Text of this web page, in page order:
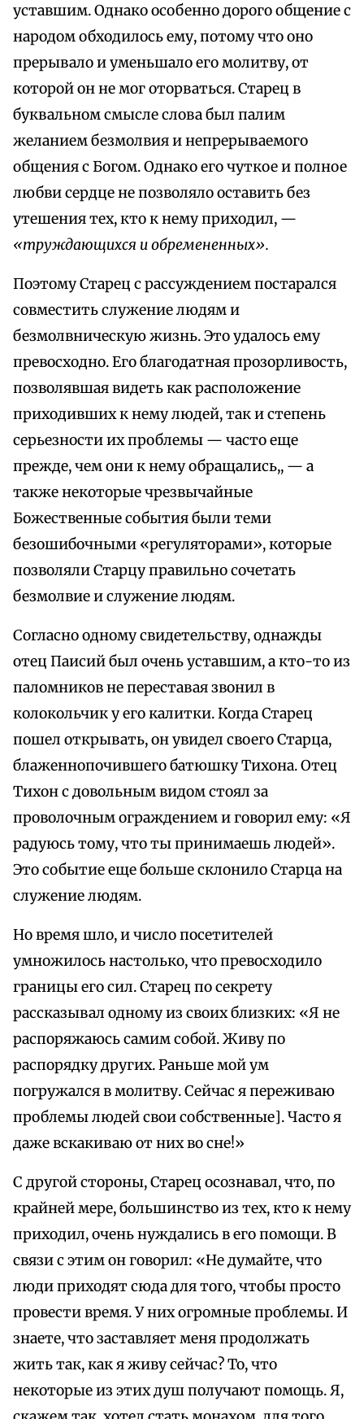
уставшим. Однако особенно дорого общение с
народом обходилось ему, потому что оно
прерывало и уменьшало его молитву, от
которой он не мог оторваться. Старец в
буквальном смысле слова был палим
желанием безмолвия и непрерываемого
общения с Богом. Однако его чуткое и полное
любви сердце не позволяло оставить без
утешения тех, кто к нему приходил, —
«труждающихся и обремененных».
Поэтому Старец с рассуждением постарался
совместить служение людям и
безмолвническую жизнь. Это удалось ему
превосходно. Его благодатная прозорливость,
позволявшая видеть как расположение
приходивших к нему людей, так и степень
серьезности их проблемы — часто еще
прежде, чем они к нему обращались,, — а
также некоторые чрезвычайные
Божественные события были теми
безошибочными «регуляторами», которые
позволяли Старцу правильно сочетать
безмолвие и служение людям.
Согласно одному свидетельству, однажды
отец Паисий был очень уставшим, а кто-то из
паломников не переставая звонил в
колокольчик у его калитки. Когда Старец
пошел открывать, он увидел своего Старца,
блаженнопочившего батюшку Тихона. Отец
Тихон с довольным видом стоял за
проволочным ограждением и говорил ему: «Я
радуюсь тому, что ты принимаешь людей».
Это событие еще больше склонило Старца на
служение людям.
Но время шло, и число посетителей
умножилось настолько, что превосходило
границы его сил. Старец по секрету
рассказывал одному из своих близких: «Я не
распоряжаюсь самим собой. Живу по
распорядку других. Раньше мой ум
погружался в молитву. Сейчас я переживаю
проблемы людей свои собственные]. Часто я
даже вскакиваю от них во сне!»
С другой стороны, Старец осознавал, что, по
крайней мере, большинство из тех, кто к нему
приходил, очень нуждались в его помощи. В
связи с этим он говорил: «Не думайте, что
люди приходят сюда для того, чтобы просто
провести время. У них огромные проблемы. И
знаете, что заставляет меня продолжать
жить так, как я живу сейчас? То, что
некоторые из этих душ получают помощь. Я,